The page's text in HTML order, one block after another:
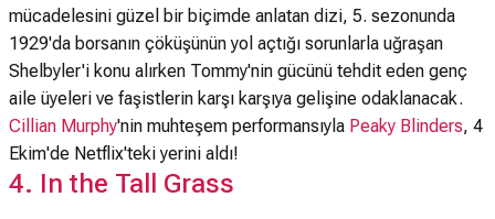
mücadelesini güzel bir biçimde anlatan dizi, 5. sezonunda
1929'da borsanın çöküşünün yol açtığı sorunlarla uğraşan
Shelbyler'i konu alırken Tommy'nin gücünü tehdit eden genç
aile üyeleri ve faşistlerin karşı karşıya gelişine odaklanacak.
Cillian Murphy'nin muhteşem performansıyla Peaky Blinders, 4
Ekim'de Netflix'teki yerini aldı!
4. In the Tall Grass